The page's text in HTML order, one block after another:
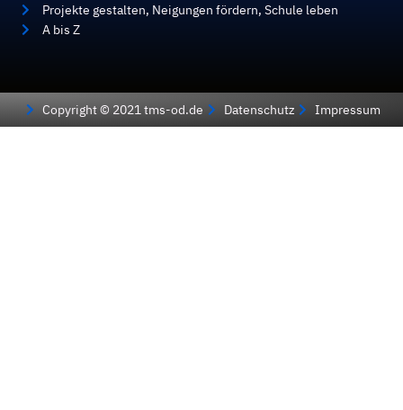
Projekte gestalten, Neigungen fördern, Schule leben
A bis Z
Copyright © 2021 tms-od.de Datenschutz Impressum